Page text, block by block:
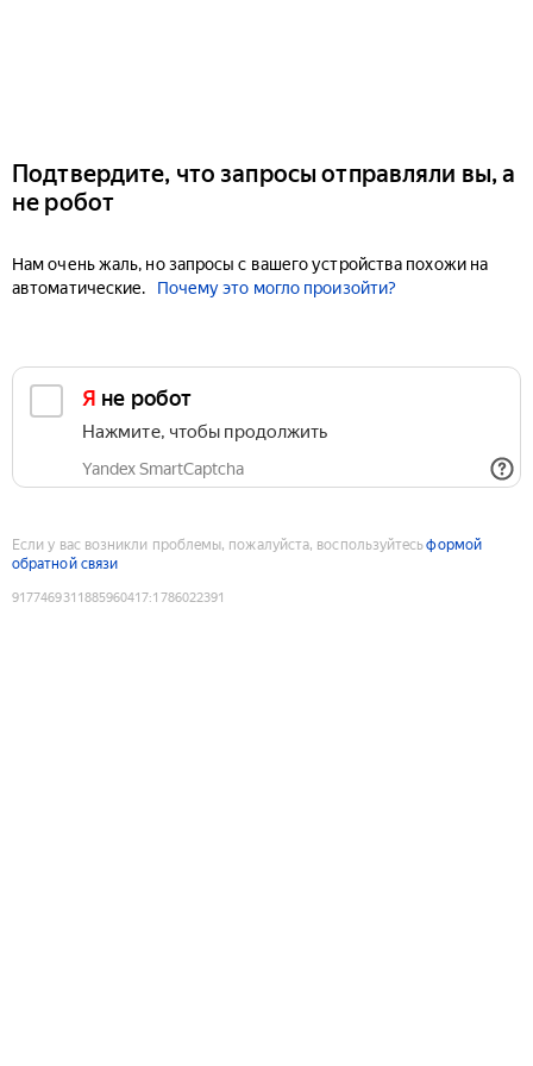
Подтвердите, что запросы отправляли вы, а
не робот
Нам очень жаль, но запросы с вашего устройства похожи на
автоматические.
Почему это могло произойти?
Я не робот
Нажмите, чтобы продолжить
Yandex SmartCaptcha
Если у вас возникли проблемы, пожалуйста, воспользуйтесьформой
обратной связи
9177469311885960417:1786022391